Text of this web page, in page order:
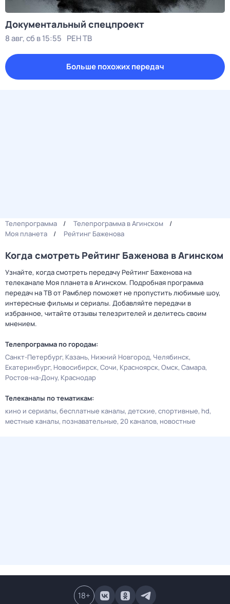
Документальный спецпроект
8 авг, сб в 15:55 РЕН ТВ
Больше похожих передач
Телепрограмма
Телепрограмма в Агинском
Моя планета
Рейтинг Баженова
Когда смотреть Рейтинг Баженова в Агинском
Узнайте, когда смотреть передачу Рейтинг Баженова на
телеканале Моя планета в Агинском. Подробная программа
передач на ТВ от Рамблер поможет не пропустить любимые шоу,
интересные фильмы и сериалы. Добавляйте передачи в
избранное, читайте отзывы телезрителей и делитесь своим
мнением.
Телепрограмма по городам:
Санкт-Петербург Казань Нижний Новгород Челябинск
Екатеринбург Новосибирск Сочи Красноярск Омск Самара
Ростов-на-Дону Краснодар
Телеканалы по тематикам:
кино и сериалы бесплатные каналы детские спортивные hd
местные каналы познавательные 20 каналов новостные
18+